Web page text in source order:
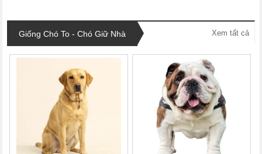
Giống Chó To - Chó Giữ Nhà Xem tất cả